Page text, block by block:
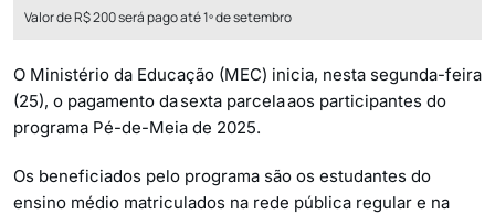
Valor de R$ 200 será pago até 1º de setembro
O Ministério da Educação (MEC) inicia, nesta segunda-feira
(25), o pagamento da sexta parcela aos participantes do
programa Pé-de-Meia de 2025.
Os beneficiados pelo programa são os estudantes do
ensino médio matriculados na rede pública regular e na